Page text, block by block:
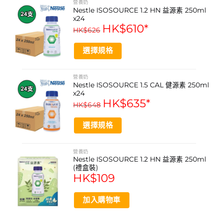
含有20%易代謝的中鏈脂肪酸
產品功能
提供全面均衡的營養補充
作為口服營養補充劑
支持術後或疾病恢復期的營養需求
協助滿足日常高能量需求
https://www.nestle.com.hk/en
https://www.nestle.com.hk/zh
https://www.nestle.com/
be
chosen
product
page
has
multiple
variants.
options
may
chosen
on
the
page
營養奶
Nestle ISOSOURCE 1.2 HN 益源素 250ml
x24
HK$626 HK$610*
選擇規格
product
has
multiple
variants.
options
may
chosen
on
the
page
營養奶
Nestle ISOSOURCE 1.5 CAL 健源素 250ml
x24
HK$648 HK$635*
選擇規格
product
has
multiple
variants.
options
may
營養奶
Nestle ISOSOURCE 1.2 HN 益源素 250ml
(禮盒裝)
HK$109
加入購物車